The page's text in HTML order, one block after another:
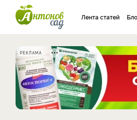
Лента статей
РЕКЛАМА